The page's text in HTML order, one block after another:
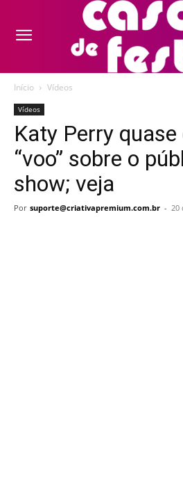
Início Vídeos
Vídeos
Katy Perry
“voo” sobre o
show; veja
Por suporte@criativapremium.com.br - 20